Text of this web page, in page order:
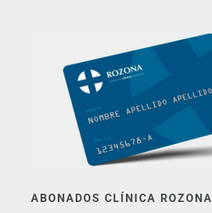
ABONADOS CLÍNICA ROZONA